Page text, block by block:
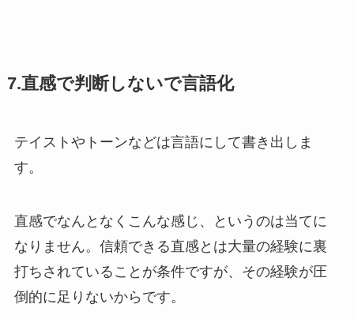
7.直感で判断しないで言語化
テイストやトーンなどは言語にして書き出しま
す。
直感でなんとなくこんな感じ、というのは当てに
なりません。信頼できる直感とは大量の経験に裏
打ちされていることが条件ですが、その経験が圧
倒的に足りないからです。